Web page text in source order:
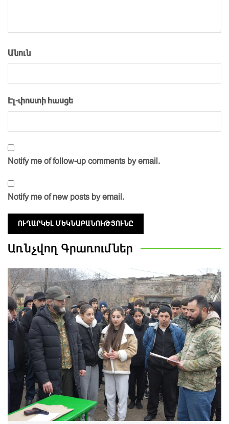
Անուն
Էլ-փոստի հասցե
Notify me of follow-up comments by email.
Notify me of new posts by email.
Առնչվող Գրառումներ